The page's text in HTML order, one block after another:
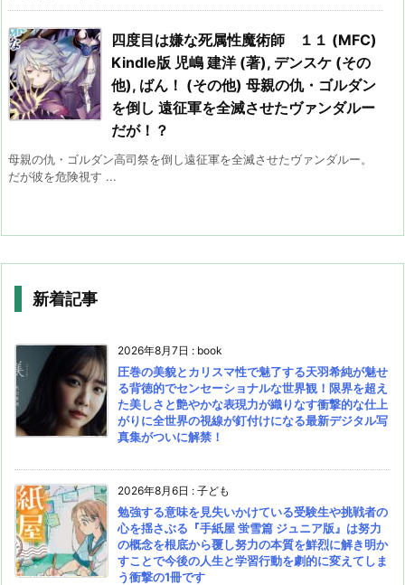
四度目は嫌な死属性魔術師 １１ (MFC)
Kindle版 児嶋 建洋 (著), デンスケ (その
他), ばん！ (その他) 母親の仇・ゴルダン
を倒し 遠征軍を全滅させたヴァンダルー
だが！？
母親の仇・ゴルダン高司祭を倒し遠征軍を全滅させたヴァンダルー。
だが彼を危険視す ...
新着記事
2026年8月7日 : book
圧巻の美貌とカリスマ性で魅了する天羽希純が魅せ
る背徳的でセンセーショナルな世界観！限界を超え
た美しさと艶やかな表現力が織りなす衝撃的な仕上
がりに全世界の視線が釘付けになる最新デジタル写
真集がついに解禁！
2026年8月6日 : 子ども
勉強する意味を見失いかけている受験生や挑戦者の
心を揺さぶる『手紙屋 蛍雪篇 ジュニア版』は努力
の概念を根底から覆し努力の本質を鮮烈に解き明か
すことで今後の人生と学習行動を劇的に変えてしま
う衝撃の1冊です